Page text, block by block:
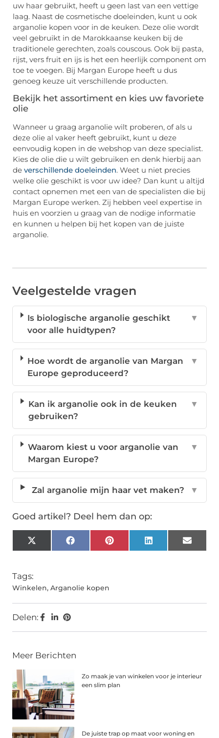
uw haar gebruikt, heeft u geen last van een vettige
laag. Naast de cosmetische doeleinden, kunt u ook
arganolie kopen voor in de keuken. Deze olie wordt
veel gebruikt in de Marokkaanse keuken bij de
traditionele gerechten, zoals couscous. Ook bij pasta,
rijst, vers fruit en ijs is het een heerlijk component om
toe te voegen. Bij Margan Europe heeft u dus
genoeg keuze uit verschillende producten.
Bekijk het assortiment en kies uw favoriete
olie
Wanneer u graag arganolie wilt proberen, of als u
deze olie al vaker heeft gebruikt, kunt u deze
eenvoudig kopen in de webshop van deze specialist.
Kies de olie die u wilt gebruiken en denk hierbij aan
de verschillende doeleinden. Weet u niet precies
welke olie geschikt is voor uw idee? Dan kunt u altijd
contact opnemen met een van de specialisten die bij
Margan Europe werken. Zij hebben veel expertise in
huis en voorzien u graag van de nodige informatie
en kunnen u helpen bij het kopen van de juiste
arganolie.
Veelgestelde vragen
Is biologische arganolie geschikt
voor alle huidtypen?
▼
Hoe wordt de arganolie van Margan
Europe geproduceerd?
▼
Kan ik arganolie ook in de keuken
gebruiken?
▼
Waarom kiest u voor arganolie van
Margan Europe?
▼
Zal arganolie mijn haar vet maken? ▼
Goed artikel? Deel hem dan op:
X
(Twitter)
FacebookPinterestLinkedInEmail
Tags:
Winkelen, Arganolie kopen
Delen:
Meer Berichten
Zo maak je van winkelen voor je interieur
een slim plan
De juiste trap op maat voor woning en